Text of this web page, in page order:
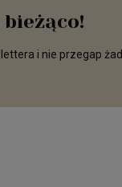
i nie przegap